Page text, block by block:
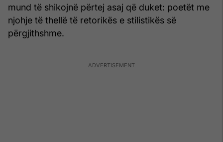
mund të shikojnë përtej asaj që duket: poetët me
njohje të thellë të retorikës e stilistikës së
përgjithshme.